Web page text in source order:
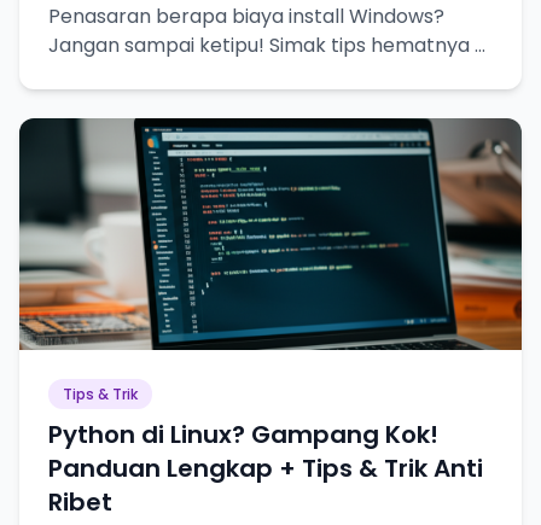
Penasaran berapa biaya install Windows?
Jangan sampai ketipu! Simak tips hematnya di
Tips & Trik
Python di Linux? Gampang Kok!
Panduan Lengkap + Tips & Trik Anti
Ribet